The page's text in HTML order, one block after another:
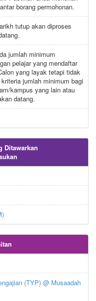
borang permohonan.
tutup akan diproses
jumlah minimum
pelajar yang mendaftar
yang layak tetapi tidak
jumlah minimum bagi
kampus yang lain atau
datang.
Ditawarkan
(TYP) @ Musaadah